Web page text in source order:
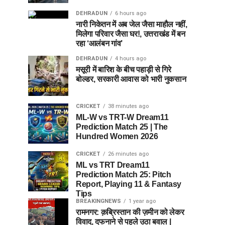
DEHRADUN 6 hours ago
नारी निकेतन में अब जेल जैसा माहौल नहीं,
मिलेगा परिवार जैसा घर!, उत्तराखंड में बन
रहा ‘आलंबन गांव’
DEHRADUN 4 hours ago
मसूरी में बारिश के बीच पहाड़ी से गिरे
बोल्डर, सरकारी आवास को भारी नुकसान
CRICKET 38 minutes ago
ML-W vs TRT-W Dream11
Prediction Match 25 | The
Hundred Women 2026
CRICKET 26 minutes ago
ML vs TRT Dream11
Prediction Match 25: Pitch
Report, Playing 11 & Fantasy
Tips
BREAKINGNEWS 1 year ago
रामनगर: क़ब्रिस्तान की ज़मीन को लेकर
विवाद, दफनाने से पहले उठा बवाल |